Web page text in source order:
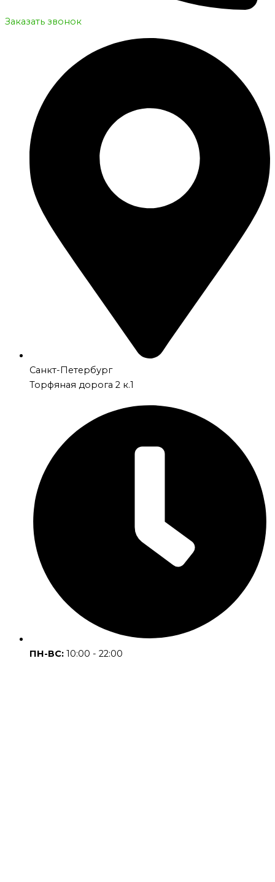
Заказать звонок
Санкт-Петербург
Торфяная дорога 2 к.1
ПН-ВС: 10:00 - 22:00